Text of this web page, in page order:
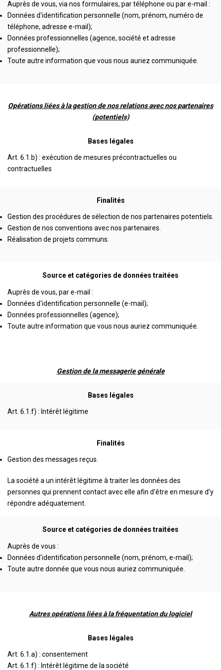
Auprès de vous, via nos formulaires, par téléphone ou par e-mail :
Données d'identification personnelle (nom, prénom, numéro de
téléphone, adresse e-mail);
Données professionnelles (agence, société et adresse
professionnelle);
Toute autre information que vous nous auriez communiquée.
Opérations liées à la gestion de nos relations avec nos partenaires
(potentiels)
Bases légales
Art. 6.1.b) : exécution de mesures précontractuelles ou
contractuelles
Finalités
Gestion des procédures de sélection de nos partenaires potentiels.
Gestion de nos conventions avec nos partenaires.
Réalisation de projets communs.
Source et catégories de données traitées
Auprès de vous, par e-mail :
Données d'identification personnelle (e-mail);
Données professionnelles (agence);
Toute autre information que vous nous auriez communiquée.
Gestion de la messagerie générale
Bases légales
Art. 6.1.f) : Intérêt légitime
Finalités
Gestion des messages reçus.
La société a un intérêt légitime à traiter les données des
personnes qui prennent contact avec elle afin d'être en mesure d'y
répondre adéquatement.
Source et catégories de données traitées
Auprès de vous :
Données d'identification personnelle (nom, prénom, e-mail);
Toute autre donnée que vous nous auriez communiquée.
Autres opérations liées à la fréquentation du logiciel
Bases légales
Art. 6.1.a) : consentement
Art. 6.1.f) : Intérêt légitime de la société